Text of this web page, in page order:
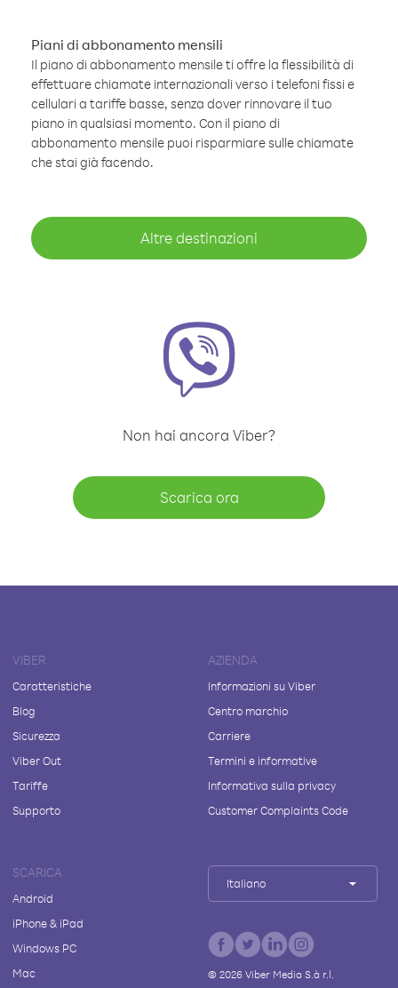
Piani di abbonamento mensili
Il piano di abbonamento mensile ti offre la flessibilità di
effettuare chiamate internazionali verso i telefoni fissi e
cellulari a tariffe basse, senza dover rinnovare il tuo
piano in qualsiasi momento. Con il piano di
abbonamento mensile puoi risparmiare sulle chiamate
che stai già facendo.
Altre destinazioni
Non hai ancora Viber?
Scarica ora
VIBER
Caratteristiche
Blog
Sicurezza
Viber Out
Tariffe
Supporto
AZIENDA
Informazioni su Viber
Centro marchio
Carriere
Termini e informative
Informativa sulla privacy
Customer Complaints Code
SCARICA
Android
iPhone & iPad
Windows PC
Mac
Italiano
© 2026Viber Media S.à r.l.